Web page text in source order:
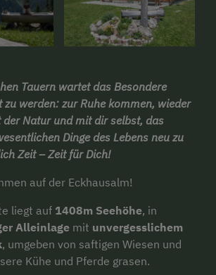
Tauern wartet das Besondere
zu werden: zur Ruhe kommen, wieder
der Natur und mit dir selbst, das
Dinge des Lebens neu zu
Zeit – Zeit für Dich!
auf der Eckhausalm!
liegt auf 1408m Seehöhe, in
Alleinlage mit unvergesslichem
, umgeben von saftigen Wiesen und
Kühe und Pferde grasen.